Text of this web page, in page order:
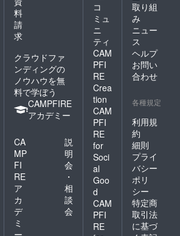
料
請
求
クラウドファ
ンディングの
ノウハウを無
料で学ぼう
CAMPFIRE
アカデミー
CA
MP
FI
RE
ア
カ
デ
ミ
説
明
会
・
相
談
会
コ
ミュ
ニ
ティ
CAM
PFI
RE
Crea
tion
CAM
PFI
RE
for
Soci
al
Goo
d
CAM
PFI
RE
取り組
み
ニュー
ス
ヘルプ
お問い
合わせ
各種規定
利用規
約
細則
プライ
バシー
ポリ
シー
特定商
取引法
に基づ